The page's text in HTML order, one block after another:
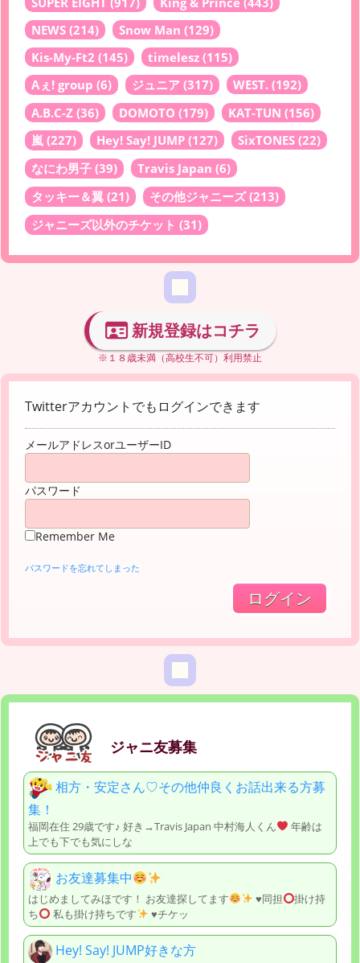
NEWS (214) Snow Man (129)
Kis-My-Ft2 (145) timelesz (115)
Aぇ! group (6) ジュニア (317) WEST. (192)
A.B.C-Z (36) DOMOTO (179) KAT-TUN (156)
嵐 (227) Hey! Say! JUMP (127) SixTONES (22)
なにわ男子 (39) Travis Japan (6)
タッキー＆翼 (21) その他ジャニーズ(213)
ジャニーズ以外のチケット (31)
新規登録はコチラ
※１８歳未満（高校生不可）利用禁止
Twitterアカウントでもログインできます
メールアドレスorユーザーID
パスワード
Remember Me
パスワードを忘れてしまった
ジャニ友募集
相方・安定さん♡その他仲良くお話出来る方募
集！
福岡在住 29歳です♪ 好き→Travis Japan 中村海人くん
年齢は
上でも下でも気にしな
お友達募集中
はじめましてみほです！ お友達探してます ♥️同担
掛け持
ち
私も掛け持ちです ♥️チケッ
Hey! Say! JUMP好きな方